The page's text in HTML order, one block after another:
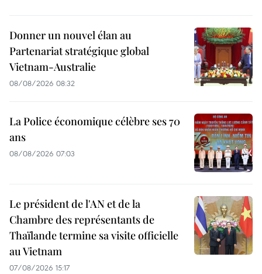
Donner un nouvel élan au
Partenariat stratégique global
Vietnam-Australie
08/08/2026 08:32
La Police économique célèbre ses 70
ans
08/08/2026 07:03
Le président de l'AN et de la
Chambre des représentants de
Thaïlande termine sa visite officielle
au Vietnam
07/08/2026 15:17